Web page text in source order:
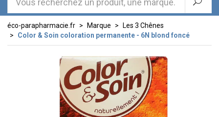
éco-parapharmacie.fr Marque
Les 3 Chênes
Color & Soin coloration permanente - 6N blond foncé